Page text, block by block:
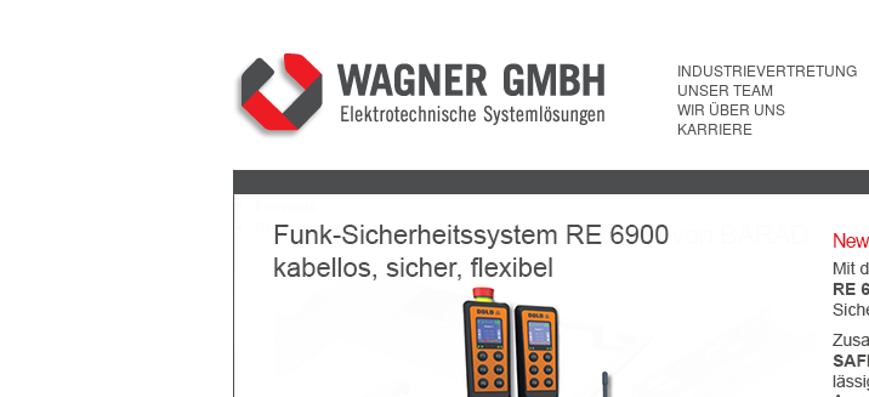
INDUSTRIEVERTRETUNG
UNSER TEAM
WIR ÜBER UNS
KARRIERE
Next